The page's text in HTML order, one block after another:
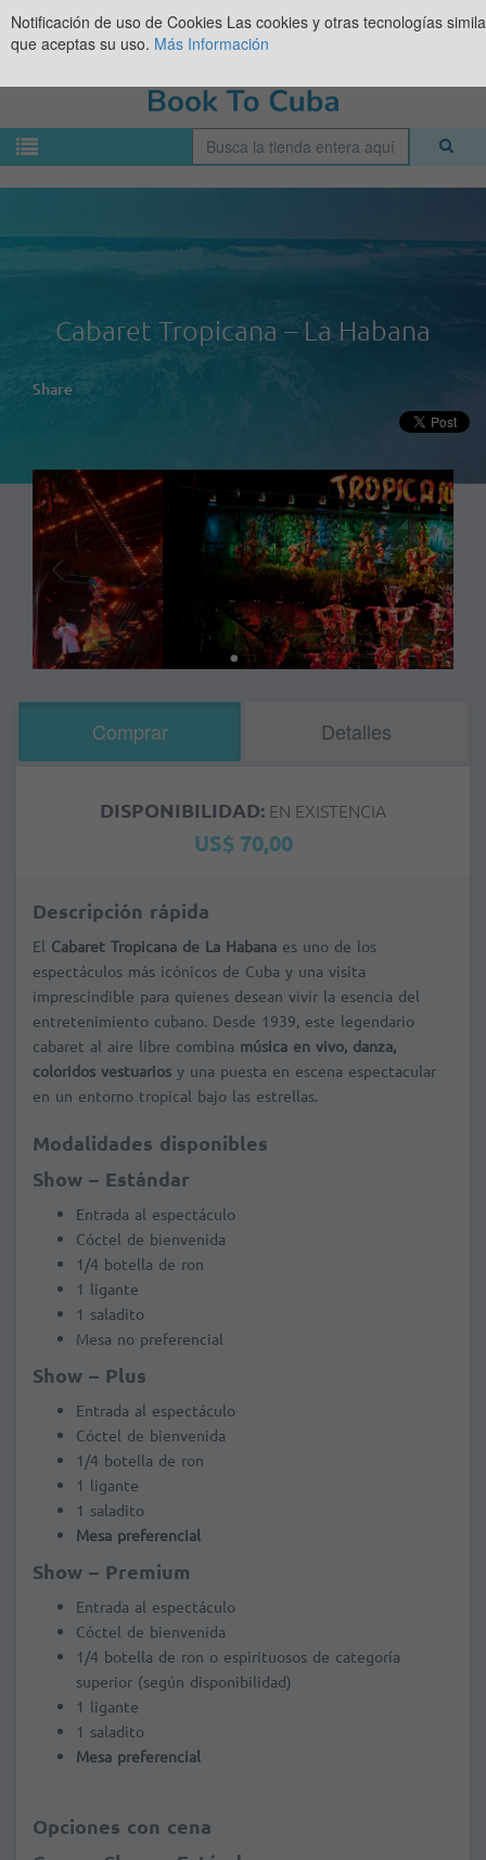
Cabaret Tropicana – La Habana
Share
Comprar Detalles
DISPONIBILIDAD: EN EXISTENCIA
US$ 70,00
Descripción rápida
El Cabaret Tropicana de La Habana es uno de los
espectáculos más icónicos de Cuba y una visita
imprescindible para quienes desean vivir la esencia del
entretenimiento cubano. Desde 1939, este legendario
cabaret al aire libre combina música en vivo, danza,
coloridos vestuarios y una puesta en escena espectacular
en un entorno tropical bajo las estrellas.
Modalidades disponibles
Show – Estándar
Entrada al espectáculo
Cóctel de bienvenida
1/4 botella de ron
1 ligante
1 saladito
Mesa no preferencial
Show – Plus
Entrada al espectáculo
Cóctel de bienvenida
1/4 botella de ron
1 ligante
1 saladito
Mesa preferencial
Show – Premium
Entrada al espectáculo
Cóctel de bienvenida
1/4 botella de ron o espirituosos de categoría
superior (según disponibilidad)
1 ligante
1 saladito
Mesa preferencial
Opciones con cena
Notificación de uso de Cookies Las cookies y otras tecnologías
que aceptas su uso. Más Información